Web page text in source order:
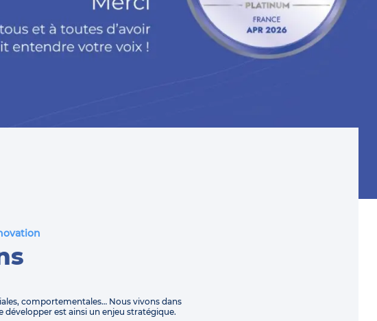
comportementales… Nous vivons dans
est ainsi un enjeu stratégique.